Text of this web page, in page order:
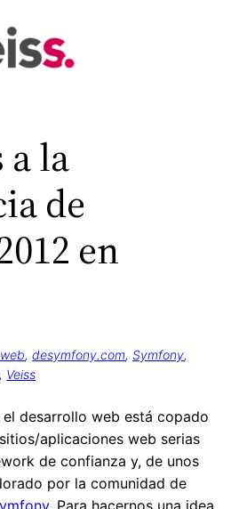
la
de
en
, desymfony.com, Symfony
, Veiss
desarrollo web está copado
aplicaciones web serias
de confianza y, de unos
por la comunidad de
. Para hacernos una idea